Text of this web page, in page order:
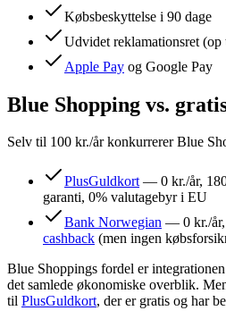
Købsbeskyttelse i 90 dage
Udvidet reklamationsret (op
Apple Pay og Google Pay
Blue Shopping vs.
Selv til 100 kr./år konkurrerer Blue
PlusGuldkort— 0 kr./år,
garanti, 0% valutagebyr i EU
Bank Norwegian — 0 kr./år,
cashback (men ingen
Blue Shoppings fordel er
det samlede økonomiske overblik.
til PlusGuldkort, der er gratis og har